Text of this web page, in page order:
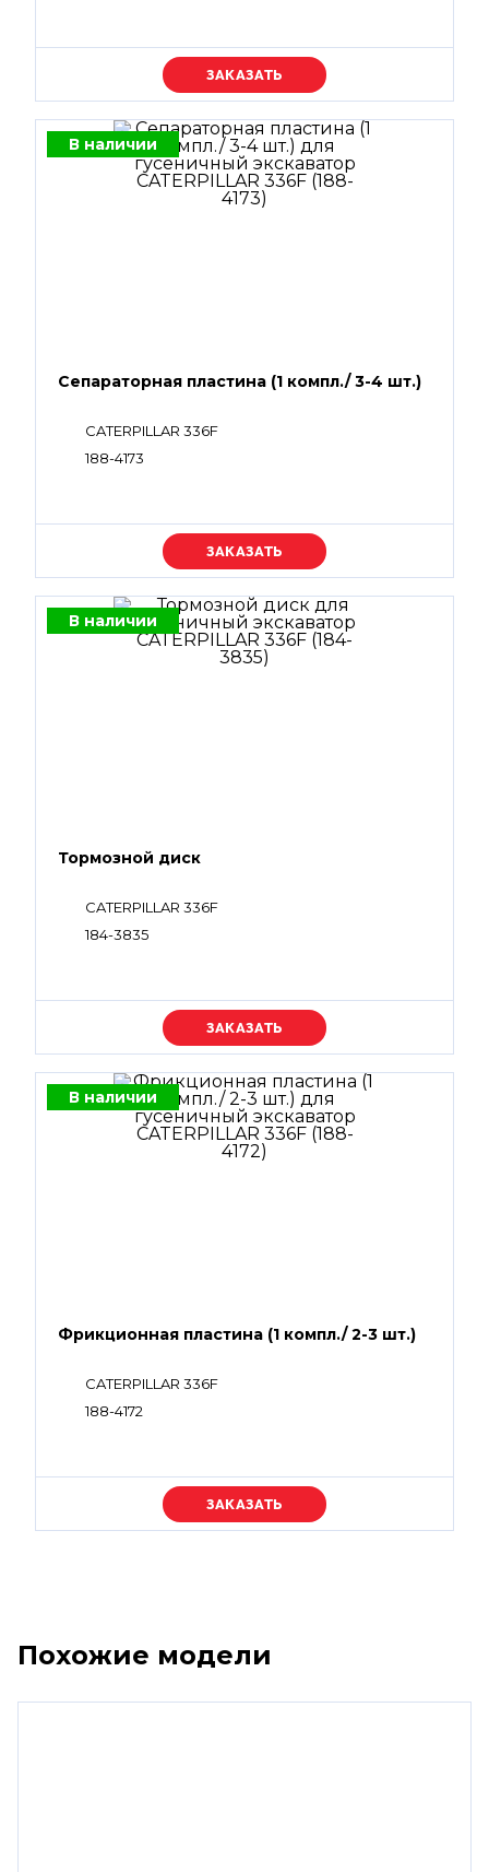
Уточняйте цену
В наличии
Сепараторная пластина (1 компл./ 3-4 шт.)
CATERPILLAR 336F
188-4173
Уточняйте цену
В наличии
Тормозной диск
CATERPILLAR 336F
184-3835
Уточняйте цену
В наличии
Фрикционная пластина (1 компл./ 2-3 шт.)
CATERPILLAR 336F
188-4172
Уточняйте цену
Похожие модели